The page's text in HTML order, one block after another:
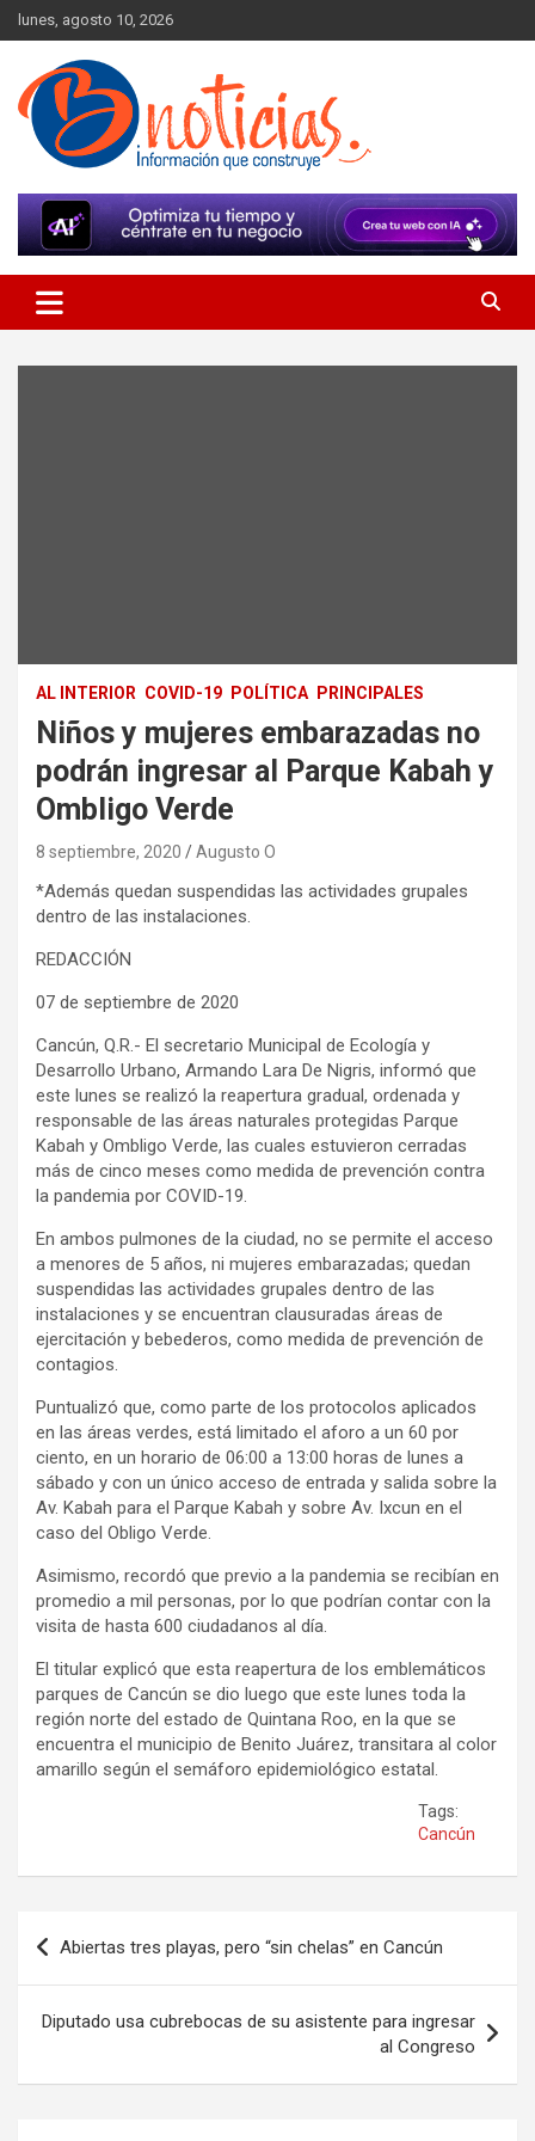
Skip
to
content
lunes, agosto 10, 2026
BNoticias
AL INTERIOR COVID-19 POLÍTICA PRINCIPALES
Niños y mujeres embarazadas no
podrán ingresar al Parque Kabah y
Ombligo Verde
8 septiembre, 2020 Augusto O
*Además quedan suspendidas las actividades grupales
dentro de las instalaciones.
REDACCIÓN
07 de septiembre de 2020
Cancún, Q.R.- El secretario Municipal de Ecología y
Desarrollo Urbano, Armando Lara De Nigris, informó que
este lunes se realizó la reapertura gradual, ordenada y
responsable de las áreas naturales protegidas Parque
Kabah y Ombligo Verde, las cuales estuvieron cerradas
más de cinco meses como medida de prevención contra
la pandemia por COVID-19.
En ambos pulmones de la ciudad, no se permite el acceso
a menores de 5 años, ni mujeres embarazadas; quedan
suspendidas las actividades grupales dentro de las
instalaciones y se encuentran clausuradas áreas de
ejercitación y bebederos, como medida de prevención de
contagios.
Puntualizó que, como parte de los protocolos aplicados
en las áreas verdes, está limitado el aforo a un 60 por
ciento, en un horario de 06:00 a 13:00 horas de lunes a
sábado y con un único acceso de entrada y salida sobre la
Av. Kabah para el Parque Kabah y sobre Av. Ixcun en el
caso del Obligo Verde.
Asimismo, recordó que previo a la pandemia se recibían en
promedio a mil personas, por lo que podrían contar con la
visita de hasta 600 ciudadanos al día.
El titular explicó que esta reapertura de los emblemáticos
parques de Cancún se dio luego que este lunes toda la
región norte del estado de Quintana Roo, en la que se
encuentra el municipio de Benito Juárez, transitara al color
amarillo según el semáforo epidemiológico estatal.
Tags:
Cancún
Navegación
de
entradas
Abiertas tres playas, pero “sin chelas” en Cancún
Diputado usa cubrebocas de su asistente para ingresar
al Congreso